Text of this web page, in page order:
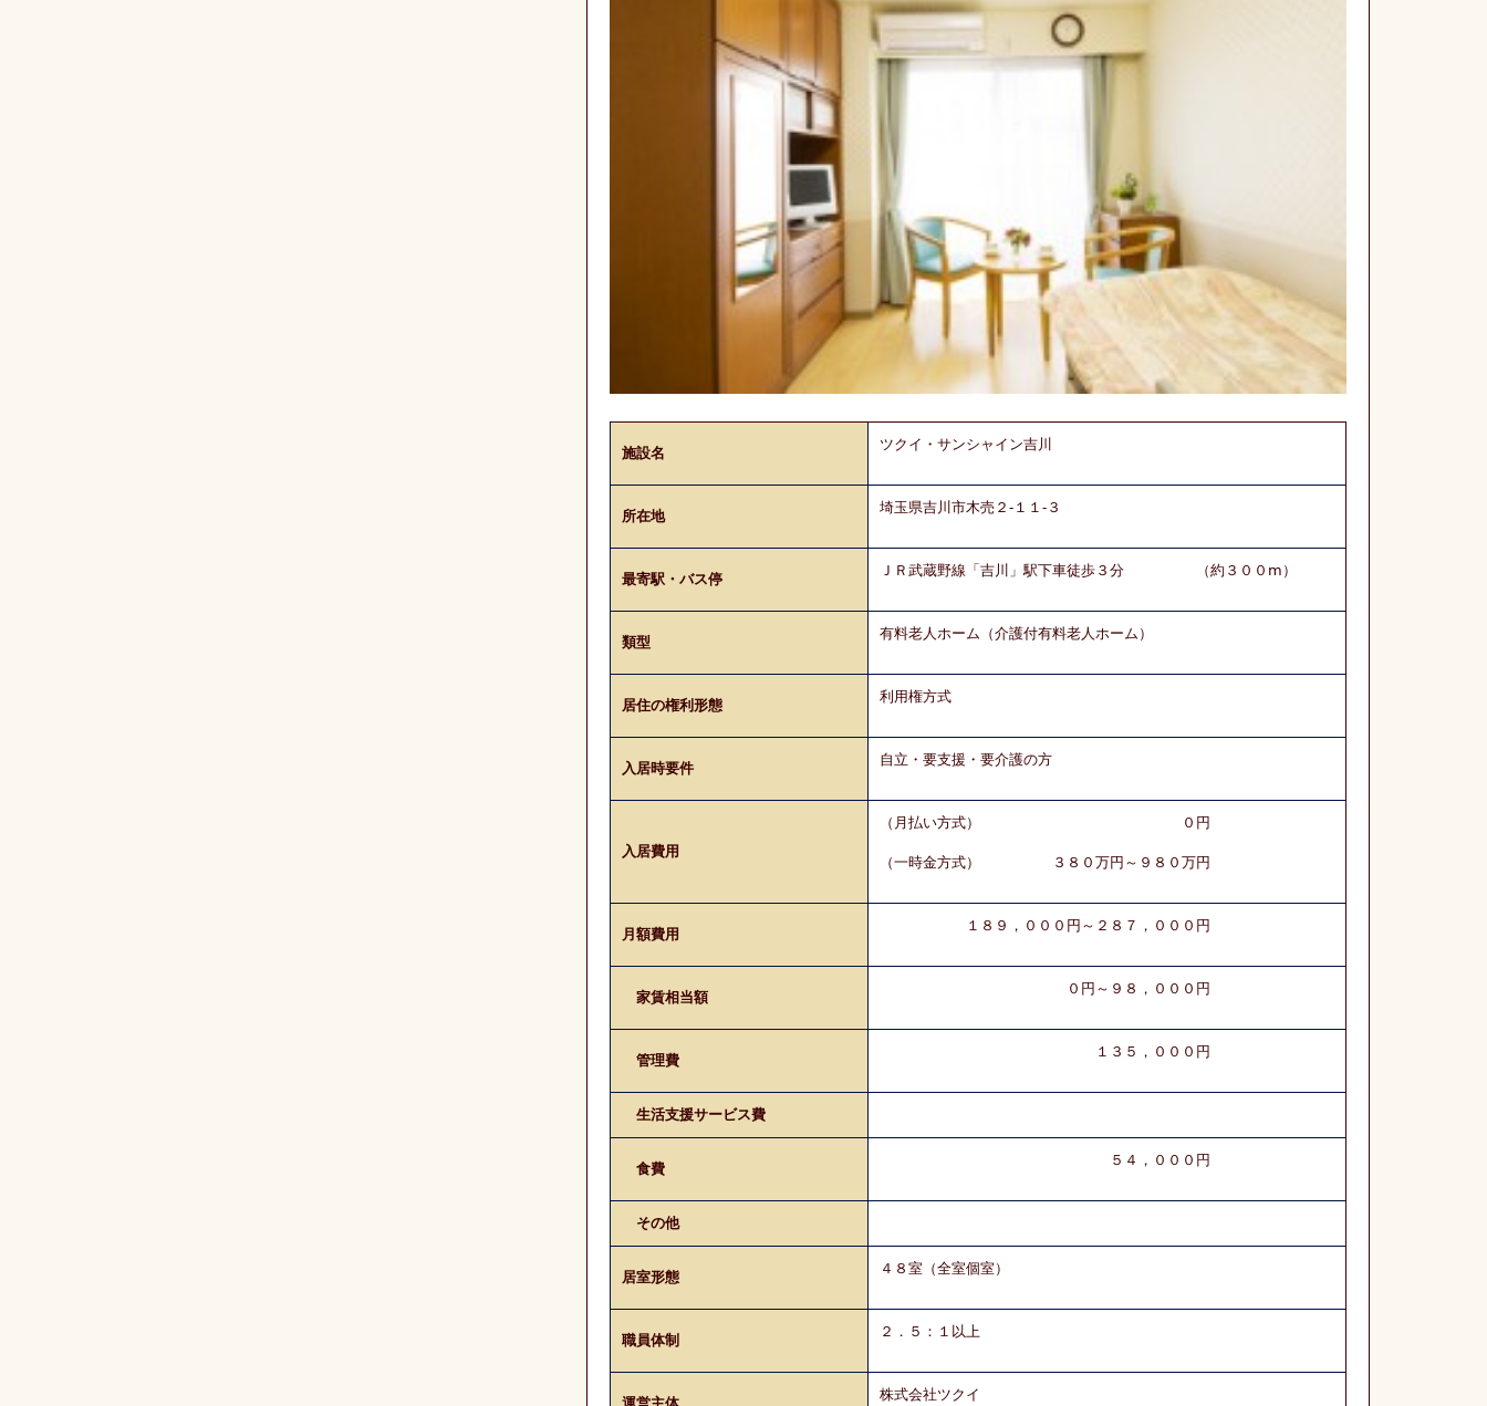
施設名
ツクイ・サンシャイン吉川
所在地
埼玉県吉川市木売２-１１-３
最寄駅・バス停
ＪＲ武蔵野線「吉川」駅下車徒歩３分 （約３００ⅿ）
類型
有料老人ホーム（介護付有料老人ホーム）
居住の権利形態
利用権方式
入居時要件
自立・要支援・要介護の方
入居費用
（月払い方式） ０円
（一時金方式） ３８０万円～９８０万円
月額費用
１８９，０００円～２８７，０００円
家賃相当額
０円～９８，０００円
管理費
１３５，０００円
生活支援サービス費
食費
５４，０００円
その他
居室形態
４８室（全室個室）
職員体制
２．５：１以上
株式会社ツクイ